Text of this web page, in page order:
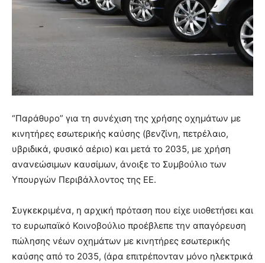
“Παράθυρο” για τη συνέχιση της χρήσης οχημάτων με
κινητήρες εσωτερικής καύσης (βενζίνη, πετρέλαιο,
υβριδικά, φυσικό αέριο) και μετά το 2035, με χρήση
ανανεώσιμων καυσίμων, άνοιξε το Συμβούλιο των
Υπουργών Περιβάλλοντος της ΕΕ.
Συγκεκριμένα, η αρχική πρόταση που είχε υιοθετήσει και
το ευρωπαϊκό Κοινοβούλιο προέβλεπε την απαγόρευση
πώλησης νέων οχημάτων με κινητήρες εσωτερικής
καύσης από το 2035, (άρα επιτρέπονταν μόνο ηλεκτρικά